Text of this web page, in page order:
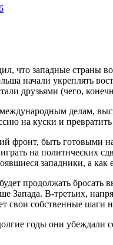
что западные страны
начали укреплять
друзьями (чего,
делам,
на куски и
фронт, быть готовыми
на политических
западники, а как
продолжать
Запада. В-третьих,
собственные шаги
годы они